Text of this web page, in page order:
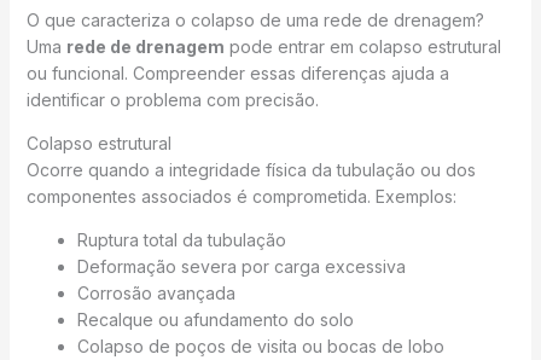
O que caracteriza o colapso de uma rede de drenagem?
Uma rede de drenagem pode entrar em colapso estrutural
ou funcional. Compreender essas diferenças ajuda a
identificar o problema com precisão.
Colapso estrutural
Ocorre quando a integridade física da tubulação ou dos
componentes associados é comprometida. Exemplos:
Ruptura total da tubulação
Deformação severa por carga excessiva
Corrosão avançada
Recalque ou afundamento do solo
Colapso de poços de visita ou bocas de lobo